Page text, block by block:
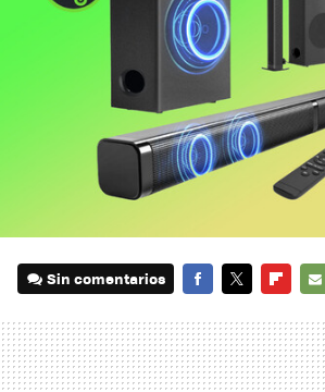
Sin comentarios